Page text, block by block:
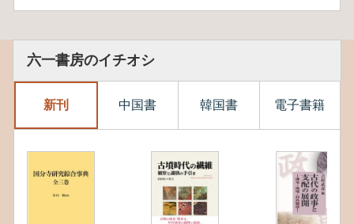
六一書房のイチオシ
新刊 中国書 韓国書 電子書籍